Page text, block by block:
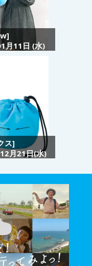
月11日 (水)
ス]
月21日(水)